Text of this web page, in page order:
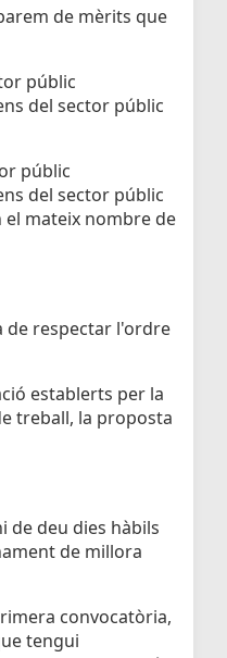
de mèrits que
públic
del sector públic
públic
del sector públic
mateix nombre de
de respectar l'ordre
establerts per la
treball, la proposta
de deu dies hàbils
de millora
convocatòria,
tengui